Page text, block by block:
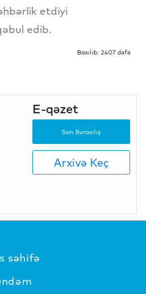
etdiyi
edib.
Baxılıb: 2407 dəfə
E-qəzet
Son Buraxılış
Arxivə Keç
səhifə